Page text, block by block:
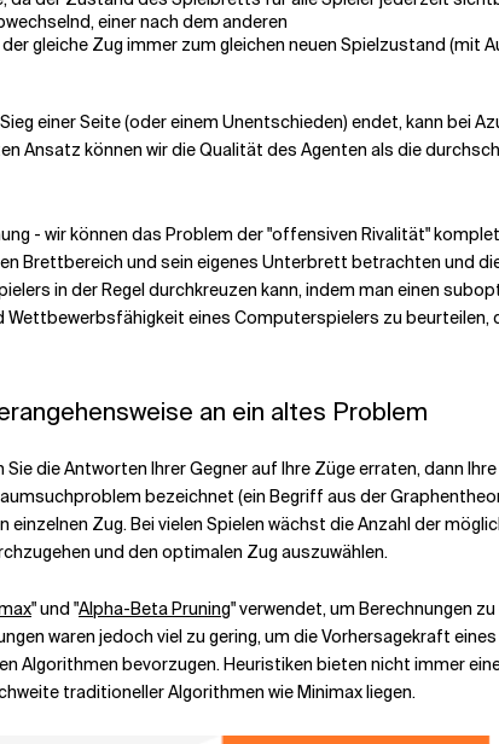
einer nach dem anderen
gleiche Zug immer zum gleichen neuen Spielzustand (mit
einer Seite (oder einem Unentschieden) endet, kann bei
Ansatz können wir die Qualität des Agenten als die
- wir können das Problem der "offensiven Rivalität"
Brettbereich und sein eigenes Unterbrett betrachten und
in der Regel durchkreuzen kann, indem man einen
Wettbewerbsfähigkeit eines Computerspielers zu
an ein altes Problem
die Antworten Ihrer Gegner auf Ihre Züge erraten, dann
bezeichnet (ein Begriff aus der
Zug. Bei vielen Spielen wächst die Anzahl der
und den optimalen Zug auszuwählen.
" und "Alpha-Beta Pruning" verwendet, um Berechnungen
waren jedoch viel zu gering, um die Vorhersagekraft
bevorzugen. Heuristiken bieten nicht immer
traditioneller Algorithmen wie Minimax liegen.